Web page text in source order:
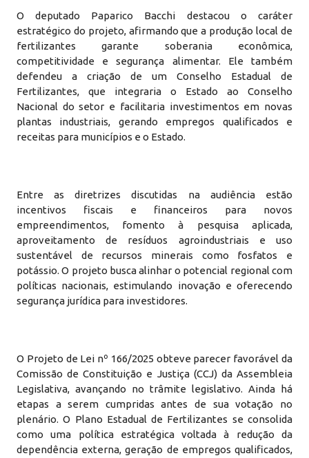
O deputado Paparico Bacchi destacou o caráter
estratégico do projeto, afirmando que a produção local de
fertilizantes garante soberania econômica,
competitividade e segurança alimentar. Ele também
defendeu a criação de um Conselho Estadual de
Fertilizantes, que integraria o Estado ao Conselho
Nacional do setor e facilitaria investimentos em novas
plantas industriais, gerando empregos qualificados e
receitas para municípios e o Estado.
Entre as diretrizes discutidas na audiência estão
incentivos fiscais e financeiros para novos
empreendimentos, fomento à pesquisa aplicada,
aproveitamento de resíduos agroindustriais e uso
sustentável de recursos minerais como fosfatos e
potássio. O projeto busca alinhar o potencial regional com
políticas nacionais, estimulando inovação e oferecendo
segurança jurídica para investidores.
O Projeto de Lei nº 166/2025 obteve parecer favorável da
Comissão de Constituição e Justiça (CCJ) da Assembleia
Legislativa, avançando no trâmite legislativo. Ainda há
etapas a serem cumpridas antes de sua votação no
plenário. O Plano Estadual de Fertilizantes se consolida
como uma política estratégica voltada à redução da
dependência externa, geração de empregos qualificados,